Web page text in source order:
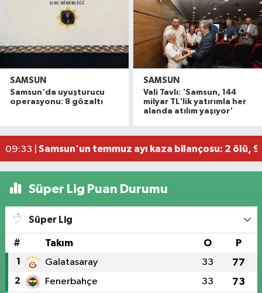
SAMSUN
Samsun'da uyuşturucu
operasyonu: 8 gözaltı
SAMSUN
Vali Tavlı: 'Samsun, 144
milyar TL'lik yatırımla her
alanda atılım yaşıyor'
11:34 |Tavuk yüklü tır, önündeki kamyona çarptı: 2
10:40 |CANLI | Samsunspor yeni sezon hazırlıklarını
Bafra Ovası'nda kavun-karpuz bereketi:
09:33 | Samsun'un temmuz ayı kaza bilançosu: 2 ölü,
Süper Lig Puan Durumu
Süper Lig
# Takım O P
1 Galatasaray 33 77
2 Fenerbahçe 33 73